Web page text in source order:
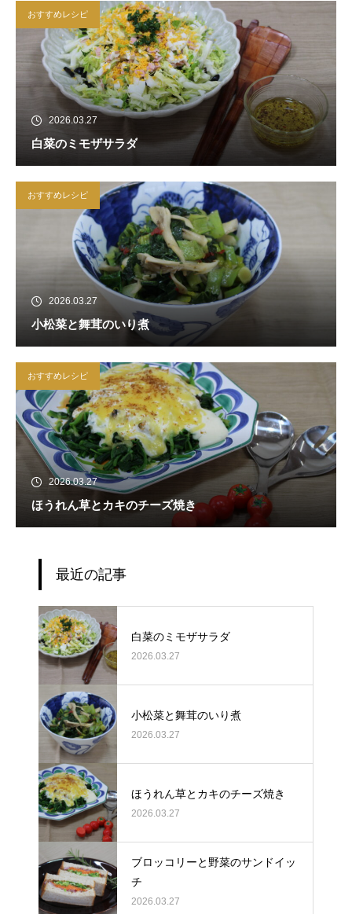
おすすめレシピ
2026.03.27
白菜のミモザサラダ
おすすめレシピ
2026.03.27
小松菜と舞茸のいり煮
おすすめレシピ
2026.03.27
ほうれん草とカキのチーズ焼き
最近の記事
白菜のミモザサラダ
2026.03.27
小松菜と舞茸のいり煮
2026.03.27
ほうれん草とカキのチーズ焼き
2026.03.27
ブロッコリーと野菜のサンドイッ
チ
2026.03.27